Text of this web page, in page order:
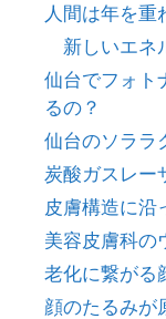
人間は年を重
新しいエネ
仙台でフォト
るの？
仙台のソララ
炭酸ガスレー
皮膚構造に沿
美容皮膚科の
老化に繋がる
顔のたるみが